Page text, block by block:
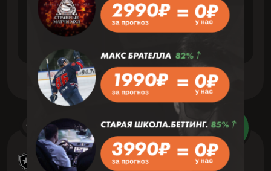
VS
Футбол 7 Август 21:00 Зав
Бразилия: Лига U20